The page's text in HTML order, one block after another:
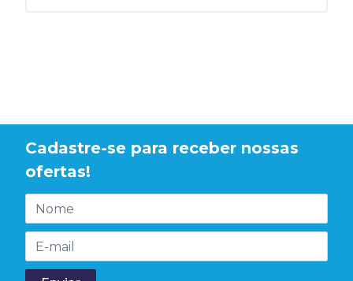
Cadastre-se para receber nossas
ofertas!